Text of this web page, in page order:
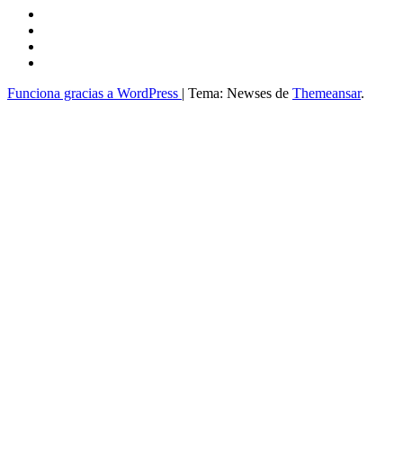
Funciona gracias a WordPress | Tema: Newses de Themeansar.